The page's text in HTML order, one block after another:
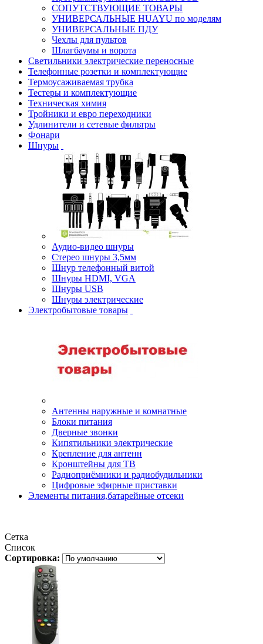
СОПУТСТВУЮЩИЕ ТОВАРЫ
УНИВЕРСАЛЬНЫЕ HUAYU по моделям
УНИВЕРСАЛЬНЫЕ ПДУ
Чехлы для пультов
Шлагбаумы и ворота
Светильники электрические переносные
Телефонные розетки и комплектующие
Термоусаживаемая трубка
Тестеры и комплектующие
Техническая химия
Тройники и евро переходники
Удлинители и сетевые фильтры
Фонари
Шнуры
Аудио-видео шнуры
Стерео шнуры 3,5мм
Шнур телефонный витой
Шнуры HDMI, VGA
Шнуры USB
Шнуры электрические
Электробытовые товары
Антенны наружные и комнатные
Блоки питания
Дверные звонки
Кипятильники электрические
Крепление для антенн
Кронштейны для ТВ
Радиоприёмники и радиобудильники
Цифровые эфирные приставки
Элементы питания,батарейные отсеки
Сетка
Список
Сортировка: